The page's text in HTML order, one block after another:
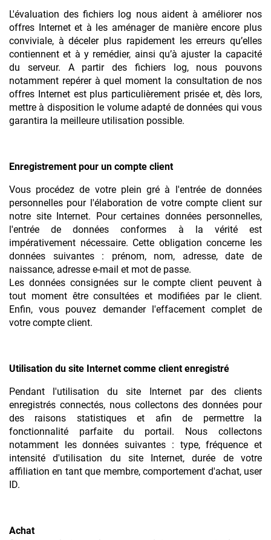
L'évaluation des fichiers log nous aident à améliorer nos
offres Internet et à les aménager de manière encore plus
conviviale, à déceler plus rapidement les erreurs qu’elles
contiennent et à y remédier, ainsi qu’à ajuster la capacité
du serveur. A partir des fichiers log, nous pouvons
notamment repérer à quel moment la consultation de nos
offres Internet est plus particulièrement prisée et, dès lors,
mettre à disposition le volume adapté de données qui vous
garantira la meilleure utilisation possible.
Enregistrement pour un compte client
Vous procédez de votre plein gré à l'entrée de données
personnelles pour l'élaboration de votre compte client sur
notre site Internet. Pour certaines données personnelles,
l'entrée de données conformes à la vérité est
impérativement nécessaire. Cette obligation concerne les
données suivantes : prénom, nom, adresse, date de
naissance, adresse e-mail et mot de passe.
Les données consignées sur le compte client peuvent à
tout moment être consultées et modifiées par le client.
Enfin, vous pouvez demander l'effacement complet de
votre compte client.
Utilisation du site Internet comme client enregistré
Pendant l'utilisation du site Internet par des clients
enregistrés connectés, nous collectons des données pour
des raisons statistiques et afin de permettre la
fonctionnalité parfaite du portail. Nous collectons
notamment les données suivantes : type, fréquence et
intensité d'utilisation du site Internet, durée de votre
affiliation en tant que membre, comportement d'achat, user
ID.
Achat